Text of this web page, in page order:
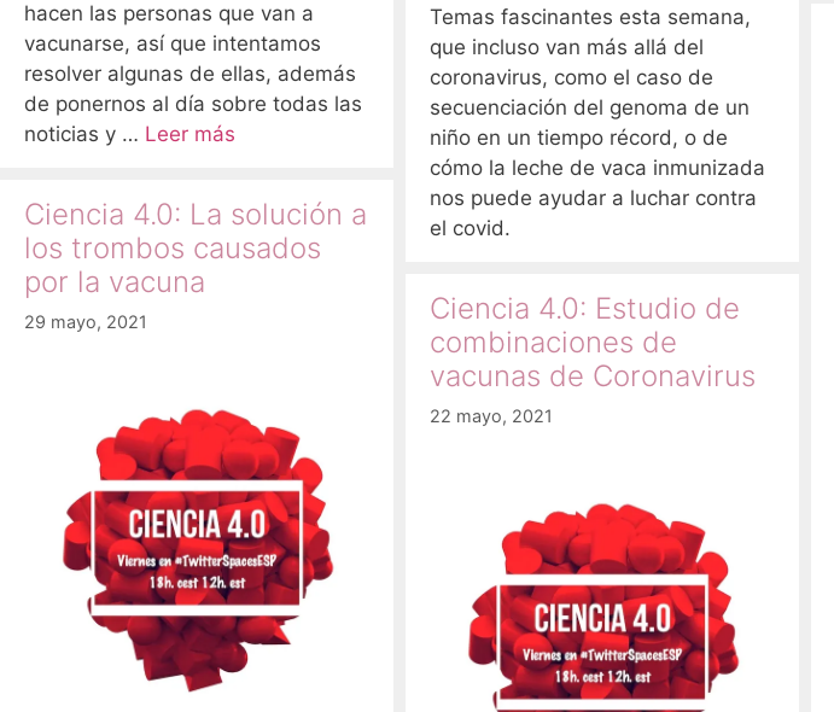
hacen las personas que van a
vacunarse, así que intentamos
resolver algunas de ellas, además
de ponernos al día sobre todas las
noticias y … Leer más
Temas fascinantes esta semana,
que incluso van más allá del
coronavirus, como el caso de
secuenciación del genoma de un
niño en un tiempo récord, o de
cómo la leche de vaca inmunizada
nos puede ayudar a luchar contra
el covid.
Ciencia 4.0: La solución a
los trombos causados
por la vacuna
29 mayo, 2021
Ciencia 4.0: Estudio de
combinaciones de
vacunas de Coronavirus
22 mayo, 2021